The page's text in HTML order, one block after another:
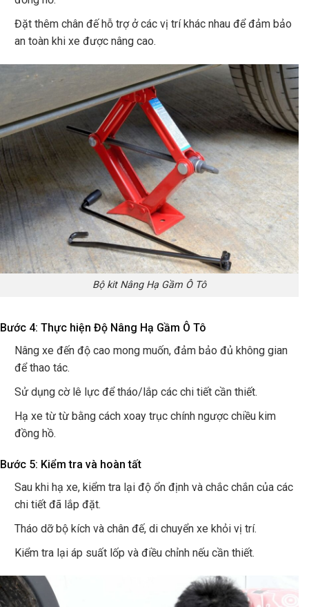
Đặt thêm chân đế hỗ trợ ở các vị trí khác nhau để đảm bảo
an toàn khi xe được nâng cao.
Bộ kit Nâng Hạ Gầm Ô Tô
Bước 4: Thực hiện Độ Nâng Hạ Gầm Ô Tô
Nâng xe đến độ cao mong muốn, đảm bảo đủ không gian
để thao tác.
Sử dụng cờ lê lực để tháo/lắp các chi tiết cần thiết.
Hạ xe từ từ bằng cách xoay trục chính ngược chiều kim
đồng hồ.
Bước 5: Kiểm tra và hoàn tất
Sau khi hạ xe, kiểm tra lại độ ổn định và chắc chắn của các
chi tiết đã lắp đặt.
Tháo dỡ bộ kích và chân đế, di chuyển xe khỏi vị trí.
Kiểm tra lại áp suất lốp và điều chỉnh nếu cần thiết.